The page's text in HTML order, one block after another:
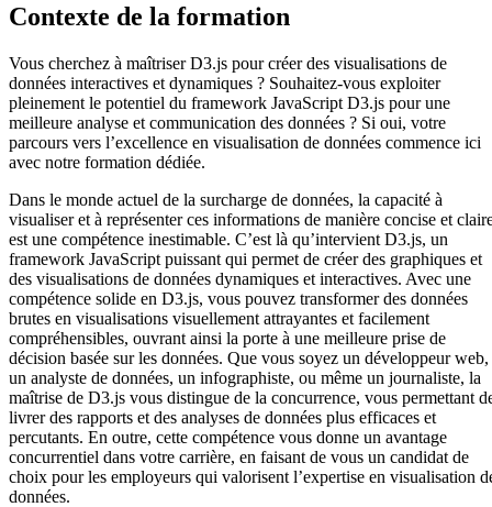
Contexte de la formation
Vous cherchez à maîtriser D3.js pour créer des visualisations de
données interactives et dynamiques ? Souhaitez-vous exploiter
pleinement le potentiel du framework JavaScript D3.js pour une
meilleure analyse et communication des données ? Si oui, votre
parcours vers l’excellence en visualisation de données commence ici
avec notre formation dédiée.
Dans le monde actuel de la surcharge de données, la capacité à
visualiser et à représenter ces informations de manière concise et
est une compétence inestimable. C’est là qu’intervient D3.js, un
framework JavaScript puissant qui permet de créer des graphiques et
des visualisations de données dynamiques et interactives. Avec une
compétence solide en D3.js, vous pouvez transformer des données
brutes en visualisations visuellement attrayantes et facilement
compréhensibles, ouvrant ainsi la porte à une meilleure prise de
décision basée sur les données. Que vous soyez un développeur web,
un analyste de données, un infographiste, ou même un journaliste, la
maîtrise de D3.js vous distingue de la concurrence, vous permettant
livrer des rapports et des analyses de données plus efficaces et
percutants. En outre, cette compétence vous donne un avantage
concurrentiel dans votre carrière, en faisant de vous un candidat de
choix pour les employeurs qui valorisent l’expertise en visualisation
données.